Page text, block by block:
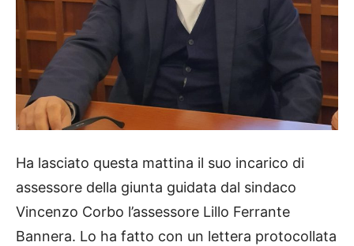
Ha lasciato questa mattina il suo incarico di
assessore della giunta guidata dal sindaco
Vincenzo Corbo l’assessore Lillo Ferrante
Bannera. Lo ha fatto con un lettera protocollata